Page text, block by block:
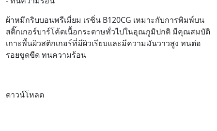
ผ้าหมึกริบบอนพรีเมี่ยม เรซิ่น B120CG เหมาะกับการพิมพ์บน
สติ๊กเกอร์บาร์โค้ดเนื้อกระดาษทั่วไปในอุณภูมิปกติ มีคุณสมบัติ
เกาะพื้นผิวสติกเกอร์ที่มีผิวเรียบและมีความมันวาวสูง ทนต่อ
รอยขูดขีด ทนความร้อน
ดาวน์โหลด